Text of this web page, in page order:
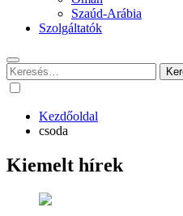
Szaúd-Arábia
Szolgáltatók
Keresés:
Kezdőoldal
csoda
Kiemelt hírek